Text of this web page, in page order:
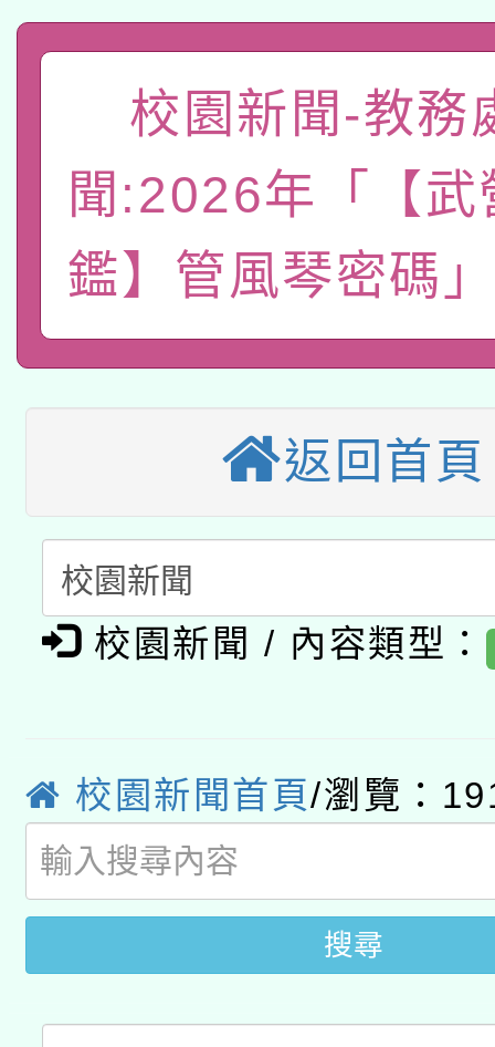
礎課程
A3數位素養講師名單
「數位內容與教學軟
pilot」
薪期間赴陸應申請許可
轉知經濟部水利署委託
業技術研究院辦理「
用水績優單位及節水達
115年8月22日(星期六
本校115學年度第2次
招甄選結果公告(無人
適應運動共學行動站研
本館辦理115年度閱讀
暨閱讀推動專業研習
科技賦能─人工智慧
礎課程
A3數位素養講師名單
「數位內容與教學軟
薪期間赴陸應申請許可
業技術研究院辦理「
用水績優單位及節水達
115年8月22日(星期六
桃園市孔廟祈福系列
開 智慧啟航」
2026年桃園地景藝術
校園新聞-教務
聞:2026年「【武
鑑】管風琴密碼
返回首頁
校園新聞 / 內容類型：
校園新聞首頁/瀏覽：
搜尋